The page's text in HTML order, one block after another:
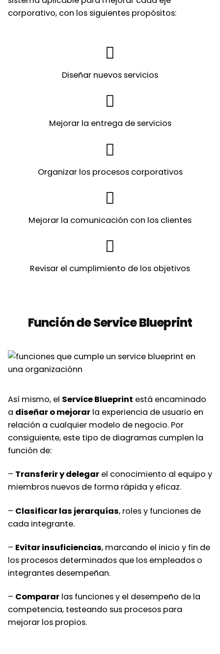
corporativo, con los siguientes propósitos:
Diseñar nuevos servicios
Mejorar la entrega de servicios
Organizar los procesos corporativos
Mejorar la comunicación con los clientes
Revisar el cumplimiento de los objetivos
Función de Service Blueprint
Así mismo, el Service Blueprint está encaminado
a diseñar o mejorar la experiencia de usuario en
relación a cualquier modelo de negocio. Por
consiguiente, este tipo de diagramas cumplen la
función de:
– Transferir y delegar el conocimiento al equipo y
miembros nuevos de forma rápida y eficaz.
– Clasificar las jerarquías, roles y funciones de
cada integrante.
– Evitar insuficiencias, marcando el inicio y fin de
los procesos determinados que los empleados o
integrantes desempeñan.
– Comparar las funciones y el desempeño de la
competencia, testeando sus procesos para
mejorar los propios.